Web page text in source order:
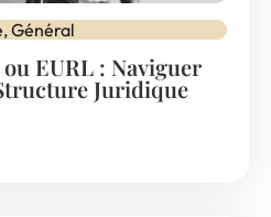
,Général
EURL : Naviguer
Juridique